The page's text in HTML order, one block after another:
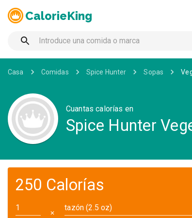
CalorieKing
Casa Comidas Spice Hunter Sopas
Cuantas calorías en
Spice Hunter
250 Calorías
✕
tazón (2.5 oz)